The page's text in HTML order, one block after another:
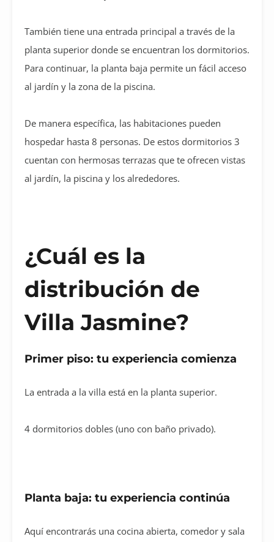
También tiene una entrada principal a través de la
planta superior donde se encuentran los dormitorios.
Para continuar, la planta baja permite un fácil acceso
al jardín y la zona de la piscina.
De manera específica, las habitaciones pueden
hospedar hasta 8 personas. De estos dormitorios 3
cuentan con hermosas terrazas que te ofrecen vistas
al jardín, la piscina y los alrededores.
¿Cuál es la
distribución de
Villa Jasmine?
Primer piso: tu experiencia comienza
La entrada a la villa está en la planta superior.
4 dormitorios dobles (uno con baño privado).
Planta baja: tu experiencia continúa
Aquí encontrarás una cocina abierta, comedor y sala